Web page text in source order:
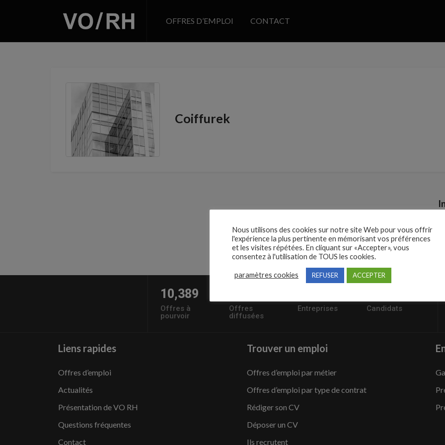
OFFRES D’EMPLOI CONTACT
Coiffurek
10,389
Offres à
pourvoir
Offres
diffusées
Entreprises Candidats
Liens rapides
Offres d’emploi
Actualités
Présentation de VO RH
Questions fréquentes
Contact
Trouver un emploi
Offres d’emploi par métier
Offres d’emploi par type de contrat
Rédiger son CV
Déposer un CV
Ils recrutent
Nous utilisons des cookies sur notre site Web pour vous offrir
l'expérience la plus pertinente en mémorisant vos préférences
et les visites répétées. En cliquant sur «Accepter», vous
consentez à l'utilisation de TOUS les cookies.
paramètres cookies REFUSER ACCEPTER